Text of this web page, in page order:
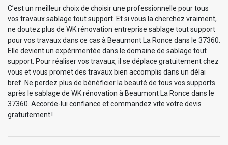
C’est un meilleur choix de choisir une professionnelle pour tous
vos travaux sablage tout support. Et si vous la cherchez vraiment,
ne doutez plus de WK rénovation entreprise sablage tout support
pour vos travaux dans ce cas à Beaumont La Ronce dans le 37360.
Elle devient un expérimentée dans le domaine de sablage tout
support. Pour réaliser vos travaux, il se déplace gratuitement chez
vous et vous promet des travaux bien accomplis dans un délai
bref. Ne perdez plus de bénéficier la beauté de tous vos supports
après le sablage de WK rénovation à Beaumont La Ronce dans le
37360. Accorde-lui confiance et commandez vite votre devis
gratuitement !